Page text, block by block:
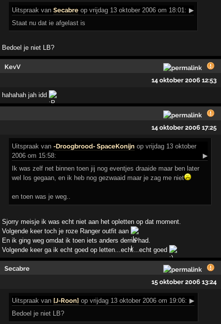
Uitspraak vanSecabre op vrijdag 13 oktober 2006 om 18:01: ▶
Staat nu dat ie afgelast is
Bedoel je niet LB?
KevV
14 oktober 2006 12:53
hahahah jah idd
14 oktober 2006 17:25
Uitspraak van-Droogbrood- SpaceKonijn op vrijdag 13 oktober
2006 om 15:58:
▶
Ik was zelf net binnen toen jij nog eventjes draaide maar ben later
wel los gegaan, en ik heb nog gezwaaid maar je zag me niet
en toen was je weg..
Sjorry meisje ik was echt niet aan het opletten op dat moment.
Volgende keer toch je roze Ranger outfit aan
En ik ging weg omdat ik toen iets anders derna had.
Volgende keer ga ik echt goed op letten...echt...echt goed
Secabre
15 oktober 2006 13:24
Uitspraak van [J-Roon] op vrijdag 13 oktober 2006 om 19:06: ▶
Bedoel je niet LB?